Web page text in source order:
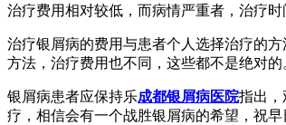
治疗费用相对较低，而病情严重者，治疗
治疗银屑病的费用与患者个人选择治疗的
方法，治疗费用也不同，这些都不是绝对
银屑病患者应保持乐成都银屑病医院指出，
疗，相信会有一个战胜银屑病的希望，祝早